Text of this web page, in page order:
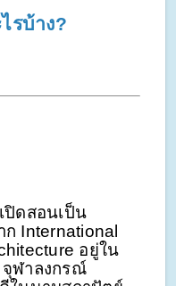
รบ้าง?
ปิดสอนเป็น
International
อยู่ใน
ฬาลงกรณ์